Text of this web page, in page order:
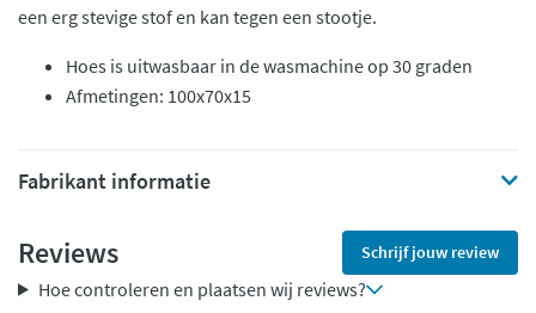
een erg stevige stof en kan tegen een stootje.
Hoes is uitwasbaar in de wasmachine op 30 graden
Afmetingen: 100x70x15
Fabrikant informatie
Reviews Schrijf jouw review
Hoe controleren en plaatsen wij reviews?